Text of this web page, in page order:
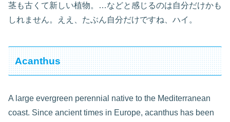
茎も古くて新しい植物。…などと感じるのは自分だけかも
しれません。ええ、たぶん自分だけですね、ハイ。
Acanthus
A large evergreen perennial native to the Mediterranean
coast. Since ancient times in Europe, acanthus has been